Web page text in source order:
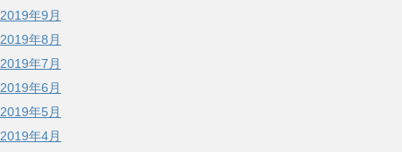
2019年9月
2019年8月
2019年7月
2019年6月
2019年5月
2019年4月